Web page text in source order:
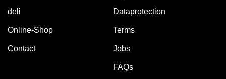
deli
Online-Shop
Contact
Dataprotection
Terms
Jobs
FAQs